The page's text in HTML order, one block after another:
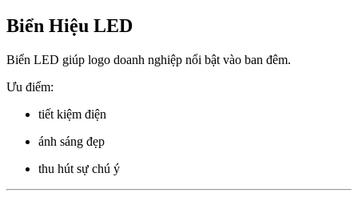
Biển Hiệu LED
Biển LED giúp logo doanh nghiệp nổi bật vào ban đêm.
Ưu điểm:
tiết kiệm điện
ánh sáng đẹp
thu hút sự chú ý